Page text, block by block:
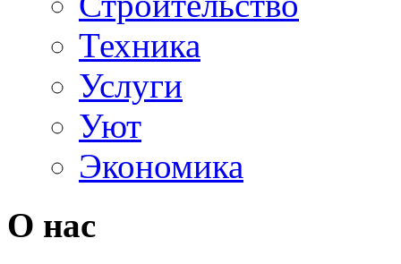
Техника
Услуги
Уют
Экономика
О нас